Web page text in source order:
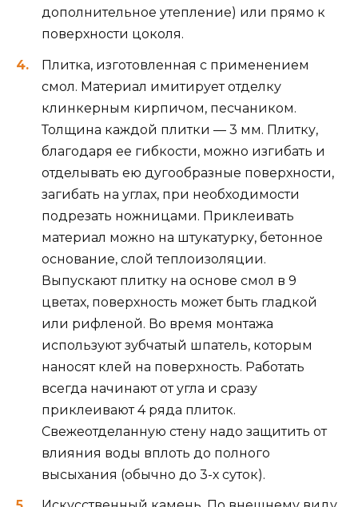
дополнительное утепление) или прямо к
поверхности цоколя.
Плитка, изготовленная с применением
смол. Материал имитирует отделку
клинкерным кирпичом, песчаником.
Толщина каждой плитки — 3 мм. Плитку,
благодаря ее гибкости, можно изгибать и
отделывать ею дугообразные поверхности,
загибать на углах, при необходимости
подрезать ножницами. Приклеивать
материал можно на штукатурку, бетонное
основание, слой теплоизоляции.
Выпускают плитку на основе смол в 9
цветах, поверхность может быть гладкой
или рифленой. Во время монтажа
используют зубчатый шпатель, которым
наносят клей на поверхность. Работать
всегда начинают от угла и сразу
приклеивают 4 ряда плиток.
Свежеотделанную стену надо защитить от
влияния воды вплоть до полного
высыхания (обычно до 3-х суток).